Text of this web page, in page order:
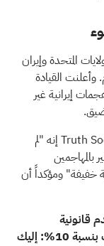
المتحدة وإيران
القيادة
إيرانية غير
لاحقاً على موقع Truth Social إنه "لم
بالمهاجمين
خفيفة" ومؤكداً أن
قانونية
التعريفات الجمركية العالمية التي فرضها ترامب بنسبة 10%: إليك